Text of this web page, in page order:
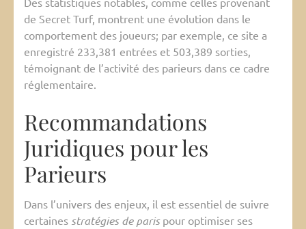
de Secret Turf, montrent une évolution dans le
comportement des joueurs; par exemple, ce site a
enregistré 233,381 entrées et 503,389 sorties,
témoignant de l’activité des parieurs dans ce cadre
réglementaire.
Recommandations
Juridiques pour les
Parieurs
Dans l’univers des enjeux, il est essentiel de suivre
certaines stratégies de parispour optimiser ses